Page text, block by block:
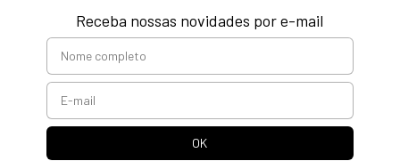
Receba nossas novidades por e-mail